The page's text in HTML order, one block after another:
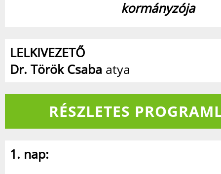
kormányzója
LELKIVEZETŐ
Dr. Török Csaba atya
RÉSZLETES
1. nap: